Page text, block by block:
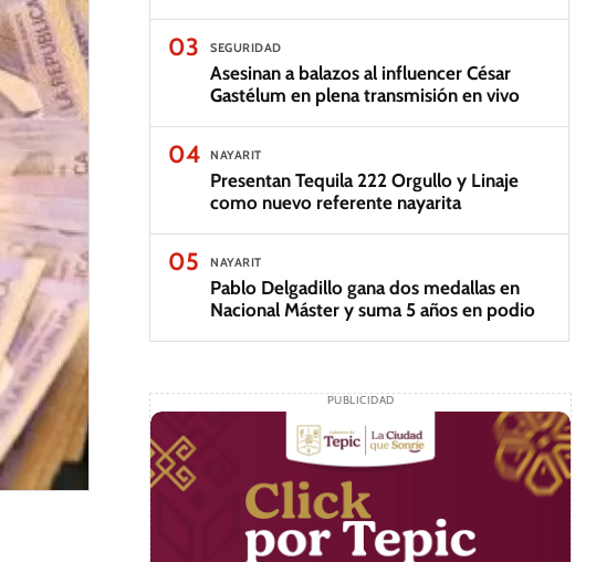
03 SEGURIDAD
Asesinan a balazos al influencer César
Gastélum en plena transmisión en vivo
04 NAYARIT
Presentan Tequila 222 Orgullo y Linaje
como nuevo referente nayarita
05 NAYARIT
Pablo Delgadillo gana dos medallas en
Nacional Máster y suma 5 años en podio
PUBLICIDAD